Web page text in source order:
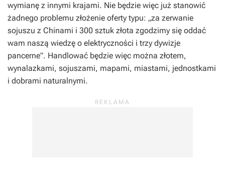
wymianę z innymi krajami. Nie będzie więc już stanowić
żadnego problemu złożenie oferty typu: „za zerwanie
sojuszu z Chinami i 300 sztuk złota zgodzimy się oddać
wam naszą wiedzę o elektryczności i trzy dywizje
pancerne”. Handlować będzie więc można złotem,
wynalazkami, sojuszami, mapami, miastami, jednostkami
i dobrami naturalnymi.